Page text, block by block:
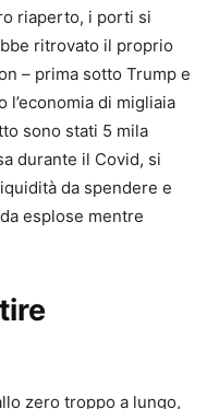
riaperto, i porti si
ritrovato il proprio
– prima sotto Trump e
l’economia di migliaia
sono stati 5 mila
durante il Covid, si
da spendere e
esplose mentre
zero troppo a lungo,